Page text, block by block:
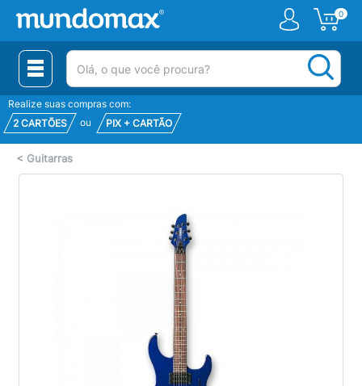
0
(pesquisar)
Realize suas compras com:
2 CARTÕES
ou PIX + CARTÃO
< Guitarras